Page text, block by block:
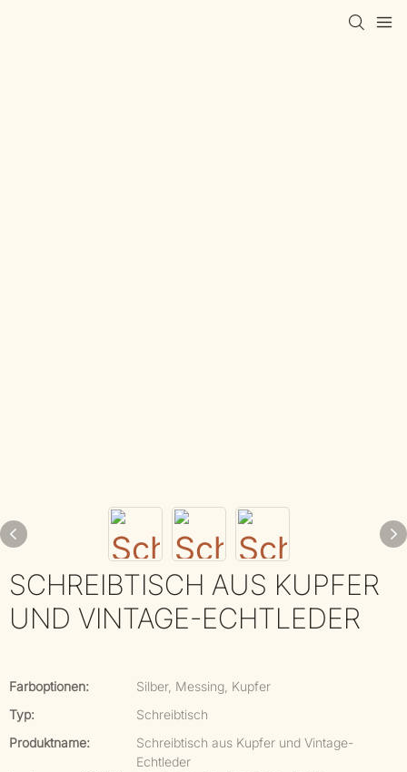
SCHREIBTISCH AUS KUPFER
UND VINTAGE-ECHTLEDER
Farboptionen:
Silber, Messing, Kupfer
Typ:
Schreibtisch
Produktname:
Schreibtisch aus Kupfer und Vintage-
Echtleder